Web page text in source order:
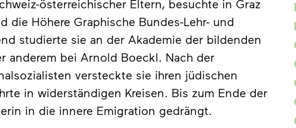
österreichischer Eltern, besuchte in Graz
die Höhere Graphische Bundes-Lehr- und
studierte sie an der Akademie der bildenden
anderem bei Arnold Boeckl. Nach der
versteckte sie ihren jüdischen
in widerständigen Kreisen. Bis zum Ende der
in die innere Emigration gedrängt.